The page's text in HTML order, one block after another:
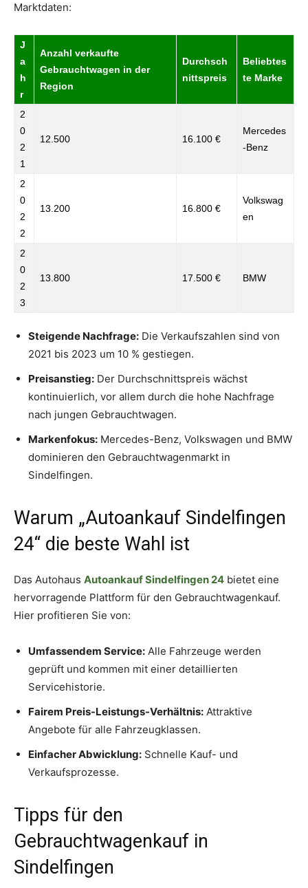
Marktdaten:
J
a
h
r
Anzahl verkaufte
Gebrauchtwagen in der
Region
Durchsch
nittspreis
Beliebtes
te Marke
2
0
2
1
12.500 16.100 €
Mercedes
-Benz
2
0
2
2
13.200 16.800 €
Volkswag
en
2
0
2
3
13.800 17.500 € BMW
Steigende Nachfrage: Die Verkaufszahlen sind von
2021 bis 2023 um 10 % gestiegen.
Preisanstieg: Der Durchschnittspreis wächst
kontinuierlich, vor allem durch die hohe Nachfrage
nach jungen Gebrauchtwagen.
Markenfokus: Mercedes-Benz, Volkswagen und BMW
dominieren den Gebrauchtwagenmarkt in
Sindelfingen.
Warum „Autoankauf Sindelfingen
24“ die beste Wahl ist
Das Autohaus Autoankauf Sindelfingen 24 bietet eine
hervorragende Plattform für den Gebrauchtwagenkauf.
Hier profitieren Sie von:
Umfassendem Service: Alle Fahrzeuge werden
geprüft und kommen mit einer detaillierten
Servicehistorie.
Fairem Preis-Leistungs-Verhältnis: Attraktive
Angebote für alle Fahrzeugklassen.
Einfacher Abwicklung: Schnelle Kauf- und
Verkaufsprozesse.
Tipps für den
Gebrauchtwagenkauf in
Sindelfingen